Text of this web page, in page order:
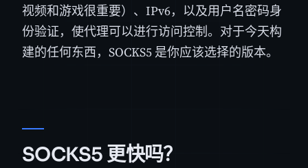
视频和游戏很重要）、IPv6，以及用户名密码身
份验证，使代理可以进行访问控制。对于今天构
建的任何东西，SOCKS5 是你应该选择的版本。
SOCKS5 更快吗？